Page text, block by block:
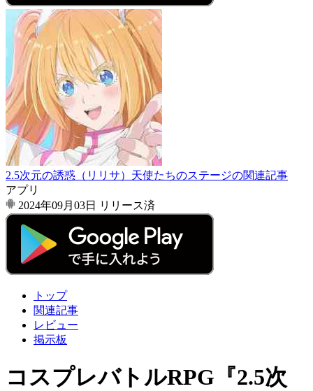
2.5次元の誘惑（リリサ）天使たちのステージの関連記事
アプリ
2024年09月03日
リリース済
トップ
関連記事
レビュー
掲示板
コスプレバトルRPG『2.5次